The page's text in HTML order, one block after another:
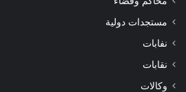
مستجدات دولية
نفابات
نقابات
وكالات